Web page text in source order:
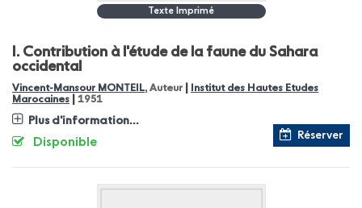
Texte Imprimé
I. Contribution à l'étude de la faune du Sahara
occidental
Vincent-Mansour MONTEIL, Auteur
Institut des Hautes Etudes
Marocaines
1951
Plus d'information...
Réserver
Disponible